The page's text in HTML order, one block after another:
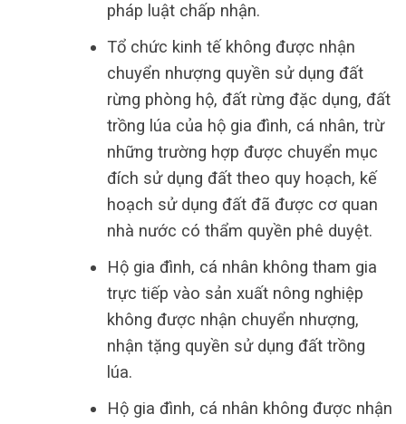
pháp luật chấp nhận.
Tổ chức kinh tế không được nhận
chuyển nhượng quyền sử dụng đất
rừng phòng hộ, đất rừng đặc dụng, đất
trồng lúa của hộ gia đình, cá nhân, trừ
những trường hợp được chuyển mục
đích sử dụng đất theo quy hoạch, kế
hoạch sử dụng đất đã được cơ quan
nhà nước có thẩm quyền phê duyệt.
Hộ gia đình, cá nhân không tham gia
trực tiếp vào sản xuất nông nghiệp
không được nhận chuyển nhượng,
nhận tặng quyền sử dụng đất trồng
lúa.
Hộ gia đình, cá nhân không được nhận